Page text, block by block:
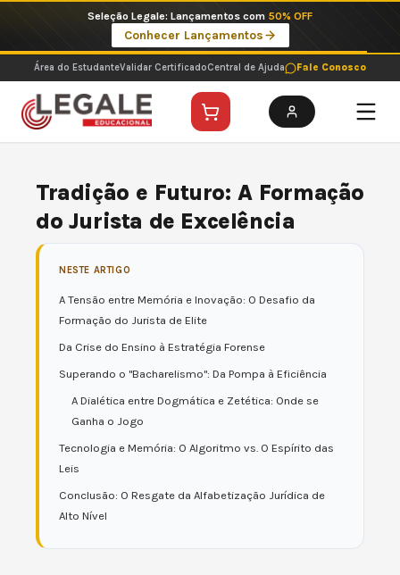
o
conteúdo
Imperdíveis no Pix: Pós Selecionadas a 199 reais no pix em parcela única
Ver ofertas
Área do EstudanteValidar CertificadoCentral de Ajuda Fale Conosco
Tradição e Futuro: A Formação
do Jurista de Excelência
NESTE ARTIGO
A Tensão entre Memória e Inovação: O Desafio da
Formação do Jurista de Elite
Da Crise do Ensino à Estratégia Forense
Superando o "Bacharelismo": Da Pompa à Eficiência
A Dialética entre Dogmática e Zetética: Onde se
Ganha o Jogo
Tecnologia e Memória: O Algoritmo vs. O Espírito das
Leis
Conclusão: O Resgate da Alfabetização Jurídica de
Alto Nível